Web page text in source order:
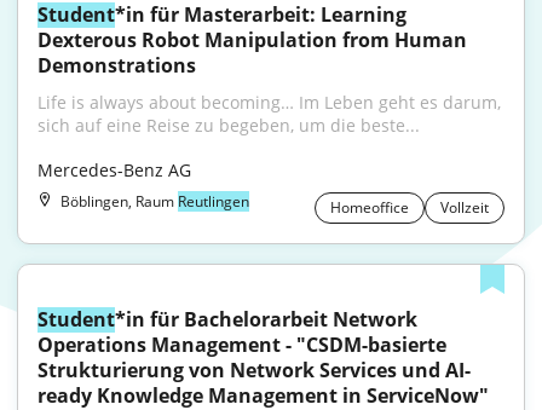
Student*in für Masterarbeit: Learning
Dexterous Robot Manipulation from Human
Demonstrations
Life is always about becoming… Im Leben geht es darum,
sich auf eine Reise zu begeben, um die beste...
Mercedes-Benz AG
Böblingen, Raum Reutlingen Homeoffice Vollzeit
Student*in für Bachelorarbeit Network
Operations Management - "CSDM-basierte
Strukturierung von Network Services und AI-
ready Knowledge Management in ServiceNow"